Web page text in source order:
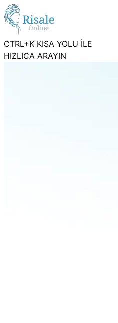
CTRL+K KISA YOLU İLE
HIZLICA ARAYIN